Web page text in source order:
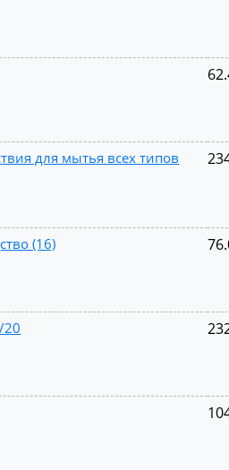
для мытья всех типов
(16)
20